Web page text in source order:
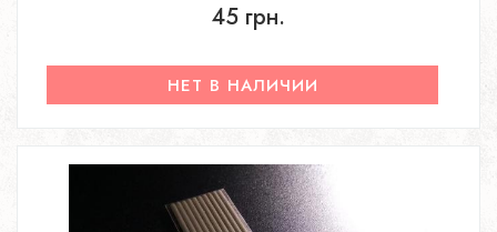
45 грн.
НЕТ В НАЛИЧИИ